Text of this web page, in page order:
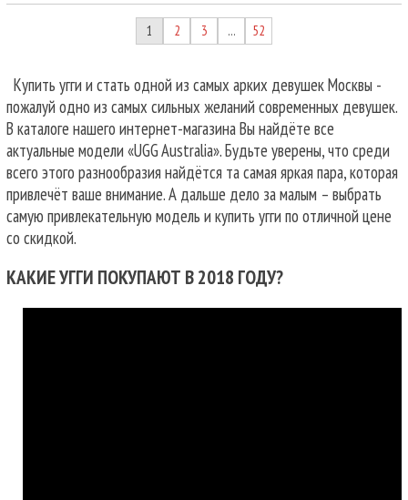
1 2 3 … 52
Купить угги и стать одной из самых арких девушек Москвы -
пожалуй одно из самых сильных желаний современных девушек.
В каталоге нашего интернет-магазина Вы найдёте все
актуальные модели «UGG Australia». Будьте уверены, что среди
всего этого разнообразия найдётся та самая яркая пара, которая
привлечёт ваше внимание. А дальше дело за малым – выбрать
самую привлекательную модель и купить угги по отличной цене
со скидкой.
КАКИЕ УГГИ ПОКУПАЮТ В 2018 ГОДУ?